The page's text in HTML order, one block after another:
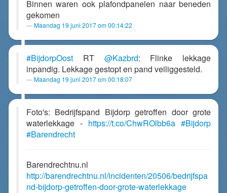
Binnen waren ook plafondpanelen naar beneden
gekomen
Maandag 19 juni 2017 om 00:14:22
#BijdorpOost RT @Kazbrd: Flinke lekkage
inpandig. Lekkage gestopt en pand veiliggesteld.
Maandag 19 juni 2017 om 00:18:07
Foto's: Bedrijfspand Bijdorp getroffen door grote
waterlekkage - https://t.co/ChwROlbb6a #Bijdorp
#Barendrecht
Barendrechtnu.nl
http://barendrechtnu.nl/incidenten/20506/bedrijfspa
nd-bijdorp-getroffen-door-grote-waterlekkage